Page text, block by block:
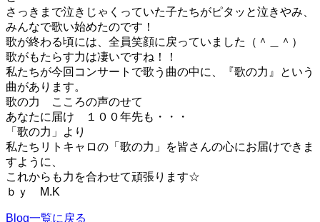
さっきまで泣きじゃくっていた子たちがピタッと泣きやみ、
みんなで歌い始めたのです！
歌が終わる頃には、全員笑顔に戻っていました（＾＿＾）
歌がもたらす力は凄いですね！！
私たちが今回コンサートで歌う曲の中に、『歌の力』という
曲があります。
歌の力 こころの声のせて
あなたに届け １００年先も・・・
「歌の力」より
私たちリトキャロの「歌の力」を皆さんの心にお届けできま
すように、
これからも力を合わせて頑張ります☆
ｂｙ M.K
Blog一覧に戻る